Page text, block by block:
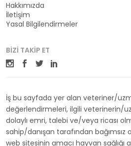
Hakkımızda
İletişim
Yasal Bilgilendirmeler
BIZI TAKIP ET
İş bu sayfada yer alan veteriner/
değerlendirmeleri, ilgili veterinerin/
dolaylı emri, talebi ve/veya ricası
sahip/danışan tarafından bağımsız
web sitesinin amacı hayvan sağlığı